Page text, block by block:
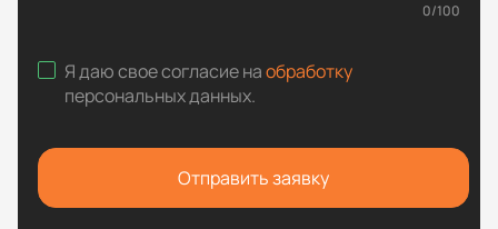
0/100
Я даю свое согласие наобработку
персональных данных.
Отправить заявку